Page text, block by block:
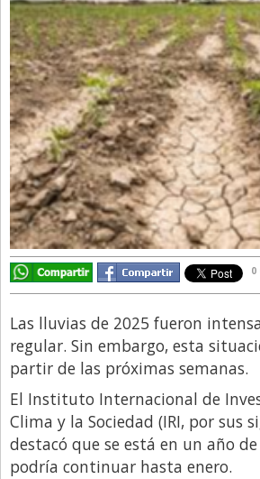
Diarios de Argentina
Diarios del Mundo
Directivos
Ecología y Ambiente
Economía
El Experto
El Innovador
El Precio Que Yo Ví
Entrevista
Finanzas
Gastronomia
Internacionales
La Opinión del Director
Legales
0
Las lluvias de 2025 fueron
regular. Sin embargo, esta
partir de las próximas semanas.
El Instituto Internacional de
Clima y la Sociedad (IRI, por sus
destacó que se está en un año
podría continuar hasta enero.